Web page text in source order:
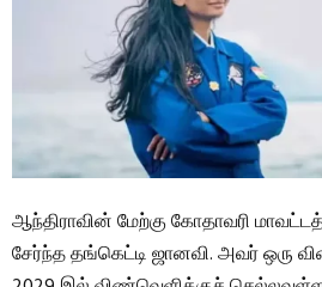
ஆந்திராவின் மேற்கு கோதாவரி
சேர்ந்த தங்கெட்டி ஜானவி. அவர் ஒரு